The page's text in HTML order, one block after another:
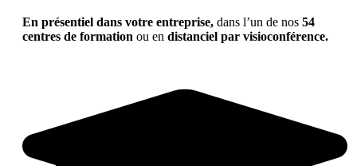
En présentiel dans votre entreprise, dans l’un de nos 54
centres de formation ou en distanciel par visioconférence.